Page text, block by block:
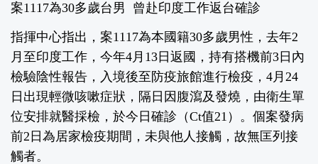
案1117為30多歲台男 曾赴印度工作返台確診
指揮中心指出，案1117為本國籍30多歲男性，去年2
月至印度工作，今年4月13日返國，持有搭機前3日內
檢驗陰性報告，入境後至防疫旅館進行檢疫，4月24
日出現輕微咳嗽症狀，隔日因腹瀉及發燒，由衛生單
位安排就醫採檢，於今日確診（Ct值21）。個案發病
前2日為居家檢疫期間，未與他人接觸，故無匡列接
觸者。